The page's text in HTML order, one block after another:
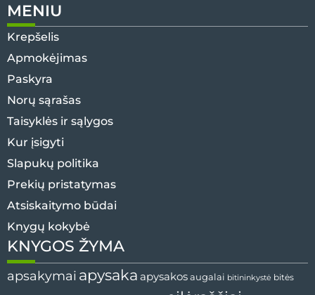
MENIU
Krepšelis
Apmokėjimas
Paskyra
Norų sąrašas
Taisyklės ir sąlygos
Kur įsigyti
Slapukų politika
Prekių pristatymas
Atsiskaitymo būdai
Knygų kokybė
KNYGOS ŽYMA
apsakymai apysaka apysakos augalai bitininkystė bitės